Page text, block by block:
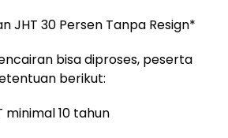
JHT 30 Persen Tanpa Resign*
bisa diproses, peserta
berikut:
minimal 10 tahun